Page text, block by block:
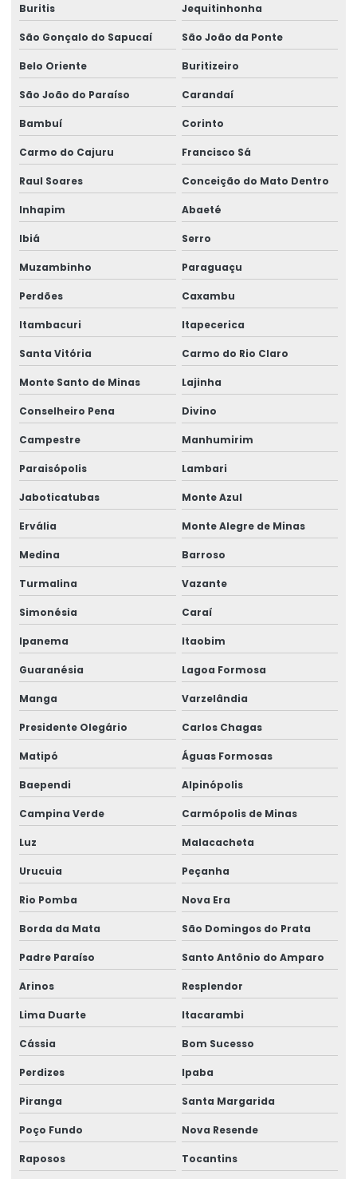
Rótulos Adesivos Em Diferentes Medidas
Rótulos Adesivos Metalizados
Rótulos Adesivos Para Empresas De Alimentos
Rótulos Adesivos Para Eventos E Festas
Rótulos Adesivos Para Identificação De Produtos
Rótulos Adesivos Para Indústria Alimentícia
Rótulos Adesivos Para Produtos De Limpeza
Rótulos Adesivos Personalizados
Rótulos Adesivos Transparentes Para Produtos
Rótulos Com Acabamento Fosco
Rótulos De Balança Personalizados
Rótulos De Gondola Para Loja
Rótulos Em Papel Couchê
Rótulos Especiais Para Bebidas
Rótulos Metalizados Para Embalagens
Rótulos Para Alimentos Congelados
Rótulos Para Congelados
Rótulos Para Controle De Estoque
Rótulos Para Embalagens De Alimentos
Rótulos Para Etiquetagem De Produtos
Rótulos Para Garrafas De Bebidas
Rótulos Para Indústria
Rótulos Para Varejo Personalizados
Rótulos Personalizados
Rótulos Personalizados Para Negócios
Rótulos Termo Adesivos Para Comércio
Rótulos Termo Transferência
Buritis Jequitinhonha
São Gonçalo do Sapucaí São João da Ponte
Belo Oriente Buritizeiro
São João do Paraíso Carandaí
Bambuí Corinto
Carmo do Cajuru Francisco Sá
Raul Soares Conceição do Mato Dentro
Inhapim Abaeté
Ibiá Serro
Muzambinho Paraguaçu
Perdões Caxambu
Itambacuri Itapecerica
Santa Vitória Carmo do Rio Claro
Monte Santo de Minas Lajinha
Conselheiro Pena Divino
Campestre Manhumirim
Paraisópolis Lambari
Jaboticatubas Monte Azul
Ervália Monte Alegre de Minas
Medina Barroso
Turmalina Vazante
Simonésia Caraí
Ipanema Itaobim
Guaranésia Lagoa Formosa
Manga Varzelândia
Presidente Olegário Carlos Chagas
Matipó Águas Formosas
Baependi Alpinópolis
Campina Verde Carmópolis de Minas
Luz Malacacheta
Urucuia Peçanha
Rio Pomba Nova Era
Borda da Mata São Domingos do Prata
Padre Paraíso Santo Antônio do Amparo
Arinos Resplendor
Lima Duarte Itacarambi
Cássia Bom Sucesso
Perdizes Ipaba
Piranga Santa Margarida
Poço Fundo Nova Resende
Raposos Tocantins